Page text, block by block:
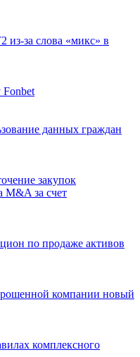
из-за слова «микс» в
данных граждан
закупок
M&A за счет
по продаже активов
компании новый
комплексного